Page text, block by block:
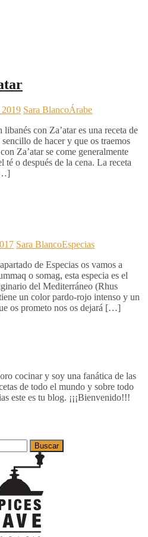
2019 Sara BlancoÁrabe
con Za’atar es una receta de
de hacer y que os traemos
Za’atar se come generalmente
té o después de la cena. La receta
Sara BlancoEspecias
de Especias os vamos a
o somag, esta especia es el
del Mediterráneo (Rhus
un color pardo-rojo intenso y un
os prometo nos os dejará […]
cocinar y soy una fanática de las
de todo el mundo y sobre todo
este es tu blog. ¡¡¡Bienvenido!!!